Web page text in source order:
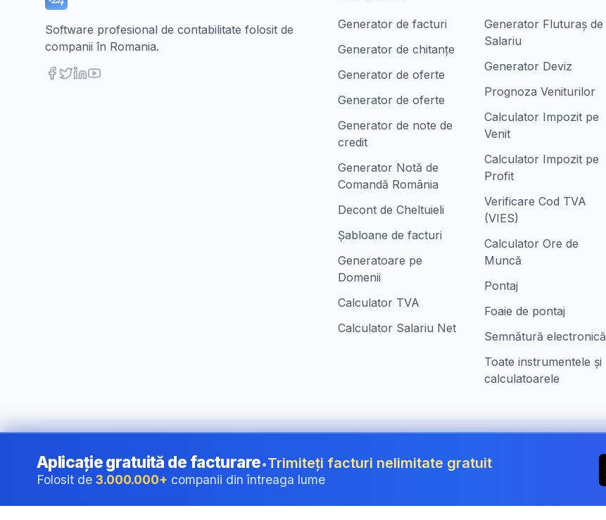
Software profesional de contabilitate folosit de
companii în Romania.
Generator de facturi
Generator de chitanțe
Generator de oferte
Generator de oferte
Generator de note de
credit
Generator Notă de
Comandă România
Decont de Cheltuieli
Șabloane de facturi
Generatoare pe
Domenii
Calculator TVA
Calculator Salariu Net
Generator Fluturaș de
Salariu
Generator Deviz
Prognoza Veniturilor
Calculator Impozit pe
Venit
Calculator Impozit pe
Profit
Verificare Cod TVA
(VIES)
Calculator Ore de
Muncă
Pontaj
Foaie de pontaj
Semnătură electronică
Toate instrumentele și
calculatoarele
©2026i24 Limited. All rights reserved. •Pentru companii în Romania
Aplicație gratuită de facturare•Trimiteți facturi nelimitate gratuit
Folosit de 3.000.000+ companii din întreaga lume